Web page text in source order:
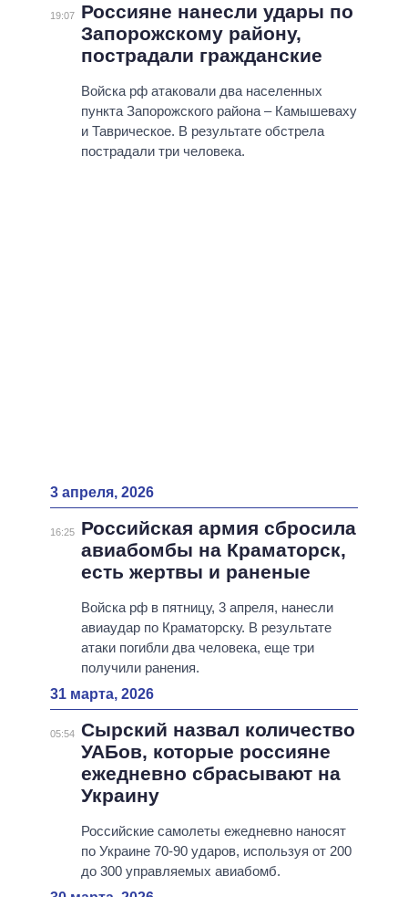
19:07
Россияне нанесли удары по
Запорожскому району,
пострадали гражданские
Войска рф атаковали два населенных
пункта Запорожского района – Камышеваху
и Таврическое. В результате обстрела
пострадали три человека.
3 апреля, 2026
16:25
Российская армия сбросила
авиабомбы на Краматорск,
есть жертвы и раненые
Войска рф в пятницу, 3 апреля, нанесли
авиаудар по Краматорску. В результате
атаки погибли два человека, еще три
получили ранения.
31 марта, 2026
05:54 Сырский назвал количество
УАБов, которые россияне
ежедневно сбрасывают на
Украину
Российские самолеты ежедневно наносят
по Украине 70-90 ударов, используя от 200
до 300 управляемых авиабомб.